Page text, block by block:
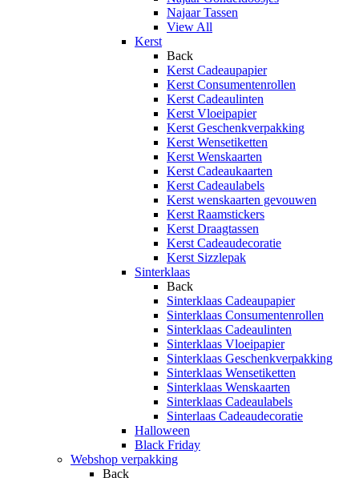
Najaar Tassen
View All
Kerst
Back
Kerst Cadeaupapier
Kerst Consumentenrollen
Kerst Cadeaulinten
Kerst Vloeipapier
Kerst Geschenkverpakking
Kerst Wensetiketten
Kerst Wenskaarten
Kerst Cadeaukaarten
Kerst Cadeaulabels
Kerst wenskaarten gevouwen
Kerst Raamstickers
Kerst Draagtassen
Kerst Cadeaudecoratie
Kerst Sizzlepak
Sinterklaas
Back
Sinterklaas Cadeaupapier
Sinterklaas Consumentenrollen
Sinterklaas Cadeaulinten
Sinterklaas Vloeipapier
Sinterklaas Geschenkverpakking
Sinterklaas Wensetiketten
Sinterklaas Wenskaarten
Sinterklaas Cadeaulabels
Sinterlaas Cadeaudecoratie
Halloween
Black Friday
Webshop verpakking
Back